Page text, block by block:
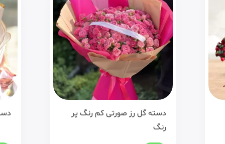
دسته گل رز صورتی کم رنگ پر
رنگ